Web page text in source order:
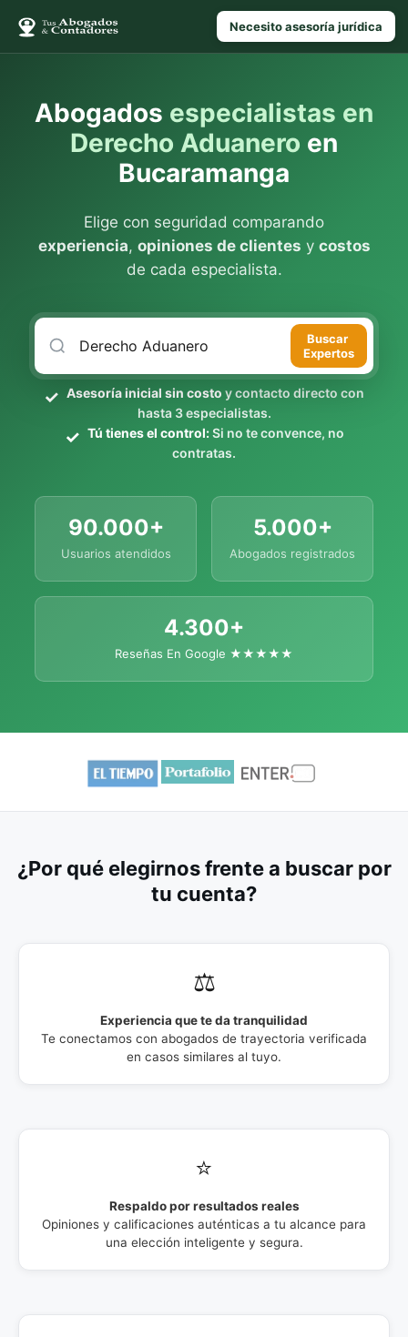
Necesito asesoría jurídica
Abogados especialistas en
Derecho Aduanero en
Bucaramanga
Elige con seguridad comparando
experiencia, opiniones de clientes y costos
de cada especialista.
Buscar
Expertos
Asesoría inicial sin costo y contacto directo con
hasta 3 especialistas.
Tú tienes el control:Si no te convence, no
contratas.
90.000+
Usuarios atendidos
5.000+
Abogados registrados
4.300+
Reseñas En Google ★★★★★
¿Por qué elegirnos frente a buscar por
tu cuenta?
⚖️
Experiencia que te da tranquilidad
Te conectamos con abogados de trayectoria verificada
en casos similares al tuyo.
⭐
Respaldo por resultados reales
Opiniones y calificaciones auténticas a tu alcance para
una elección inteligente y segura.